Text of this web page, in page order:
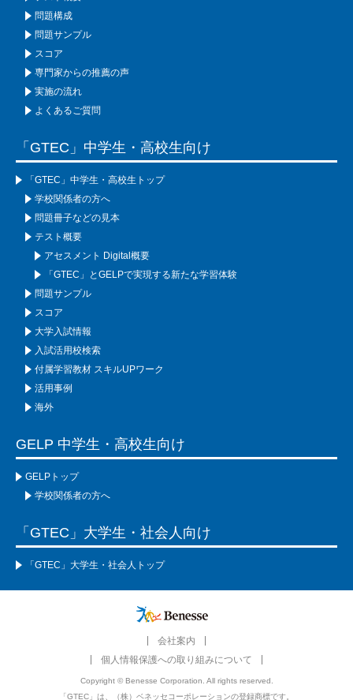
問題構成
問題サンプル
スコア
専門家からの推薦の声
実施の流れ
よくあるご質問
「GTEC」中学生・高校生向け
「GTEC」中学生・高校生トップ
学校関係者の方へ
問題冊子などの見本
テスト概要
アセスメント Digital概要
「GTEC」とGELPで実現する新たな学習体験
問題サンプル
スコア
大学入試情報
入試活用校検索
付属学習教材 スキルUPワーク
活用事例
海外
GELP 中学生・高校生向け
GELPトップ
学校関係者の方へ
「GTEC」大学生・社会人向け
「GTEC」大学生・社会人トップ
個人情報保護への取り組みについて
会社案内
Copyright © Benesse Corporation. All rights reserved.
「GTEC」は、（株）ベネッセコーポレーションの登録商標です。